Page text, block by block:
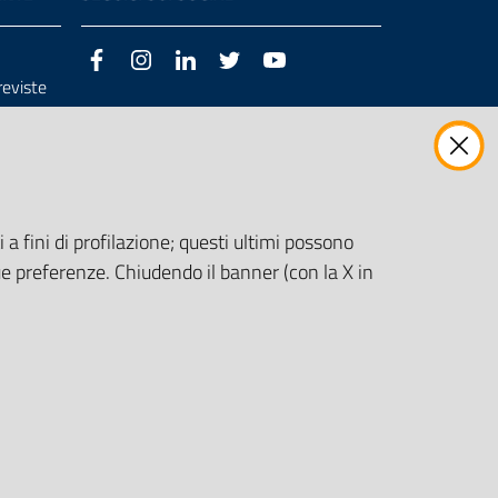
CE
FacebookInstagramLinkedIn Twitter
fini di profilazione; questi ultimi possono
preferenze. Chiudendo il banner (con la X in